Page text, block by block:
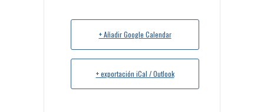
+ Añadir Google Calendar
+ exportación iCal / Outlook